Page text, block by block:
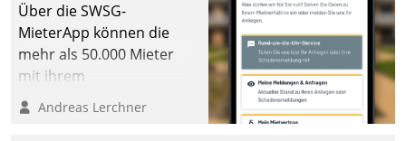
Über die SWSG-
MieterApp können die
mehr als 50.000 Mieter
mit ihrem
Wohnungsunternehmen
kommunizieren, auf dem
Andreas Lerchner